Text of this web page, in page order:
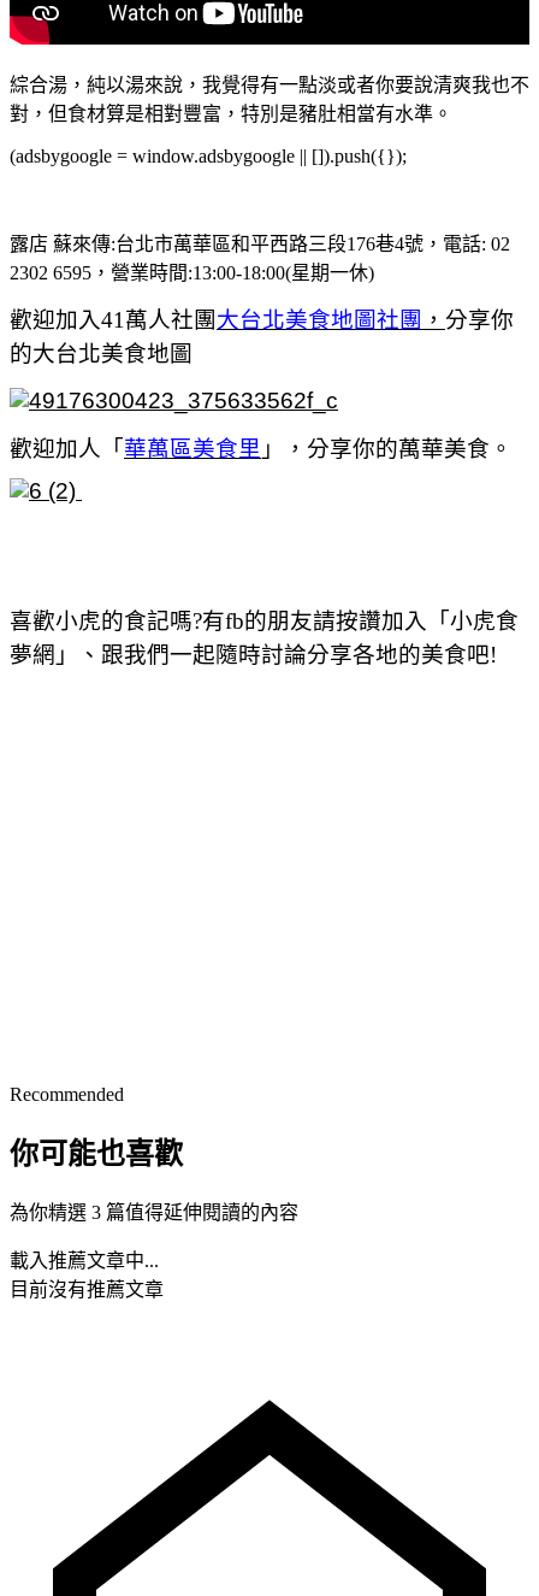
綜合湯，純以湯來說，我覺得有一點淡或者你要說清爽我也不
對，但食材算是相對豐富，特別是豬肚相當有水準。
(adsbygoogle = window.adsbygoogle || []).push({});
露店 蘇來傳:台北市萬華區和平西路三段176巷4號，電話: 02
2302 6595，營業時間:13:00-18:00(星期一休)
歡迎加入41萬人社團 大台北美食地圖社團 ， 分享你
的大台北美食地圖
歡迎加人「 華萬區美食里 」，分享你的萬華美食。
喜歡小虎的食記嗎?有fb的朋友請按讚加入「小虎食
夢網」、跟我們一起隨時討論分享各地的美食吧!
Recommended
你可能也喜歡
為你精選 3 篇值得延伸閱讀的內容
載入推薦文章中...
目前沒有推薦文章